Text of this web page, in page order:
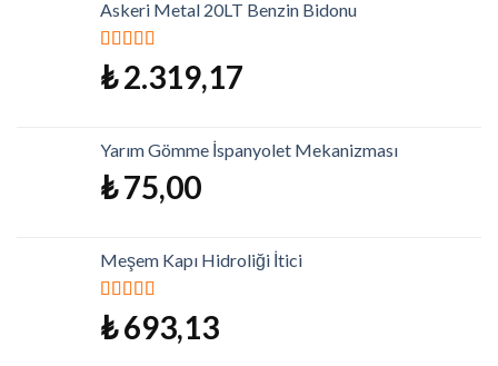
Askeri Metal 20LT Benzin Bidonu
5 üzerinden
5.00oy aldı
₺2.319,17
Yarım Gömme İspanyolet Mekanizması
₺75,00
Meşem Kapı Hidroliği İtici
5 üzerinden
5.00oy aldı
₺693,13